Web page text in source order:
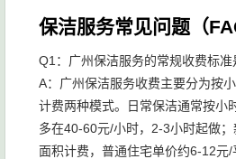
保洁服务常见问题（
Q1：广州保洁服务的常规收费标准
A：广州保洁服务收费主要分为按
计费两种模式。日常保洁通常按小
多在40-60元/小时，2-3小时起做
面积计费，普通住宅单价约6-12元